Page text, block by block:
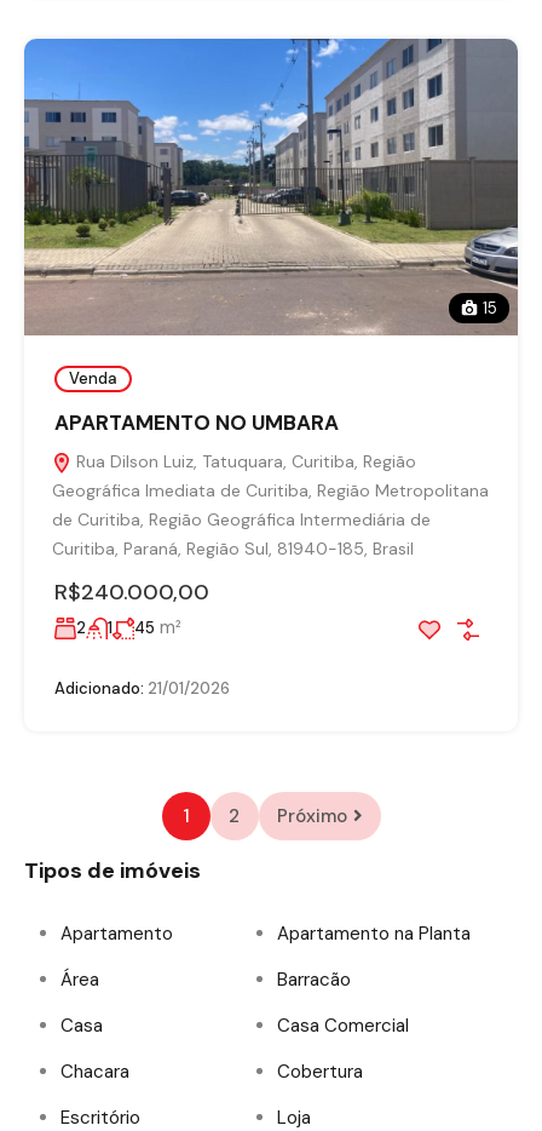
15
Venda
APARTAMENTO NO UMBARA
Rua Dilson Luiz, Tatuquara, Curitiba, Região
Geográfica Imediata de Curitiba, Região Metropolitana
de Curitiba, Região Geográfica Intermediária de
Curitiba, Paraná, Região Sul, 81940-185, Brasil
R$240.000,00
2 1 45 m²
Adicionado: 21/01/2026
1 2 Próximo
Tipos de imóveis
Apartamento
Apartamento na Planta
Área
Barracão
Casa
Casa Comercial
Chacara
Cobertura
Escritório
Loja